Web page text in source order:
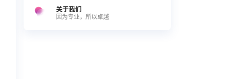
关于我们
因为专业，所以卓越